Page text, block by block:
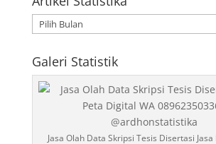
Artikel
Statistika
Galeri Statistik
Jasa Olah Data Skripsi Tesis Disertasi